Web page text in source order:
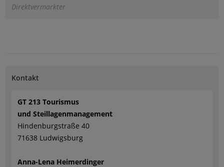
Direktvermarkter
Kontakt
GT 213 Tourismus
und Steillagenmanagement
Hindenburgstraße 40
71638 Ludwigsburg
Anna-Lena Heimerdinger